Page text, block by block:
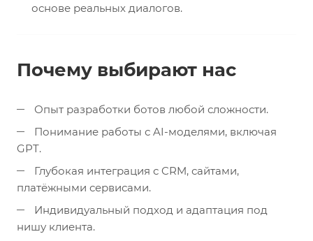
основе реальных диалогов.
Почему выбирают нас
Опыт разработки ботов любой сложности.
Понимание работы с AI-моделями, включая
GPT.
Глубокая интеграция с CRM, сайтами,
платёжными сервисами.
Индивидуальный подход и адаптация под
нишу клиента.